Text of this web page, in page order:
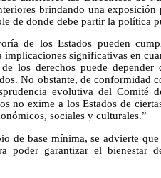
brindando una
de donde debe partir la política
de los Estados pueden
significativas en
los derechos puede
No obstante, de conformidad
evolutiva del Comité
no exime a los Estados de
sociales y culturales.”
de base mínima, se advierte
poder garantizar el bienestar